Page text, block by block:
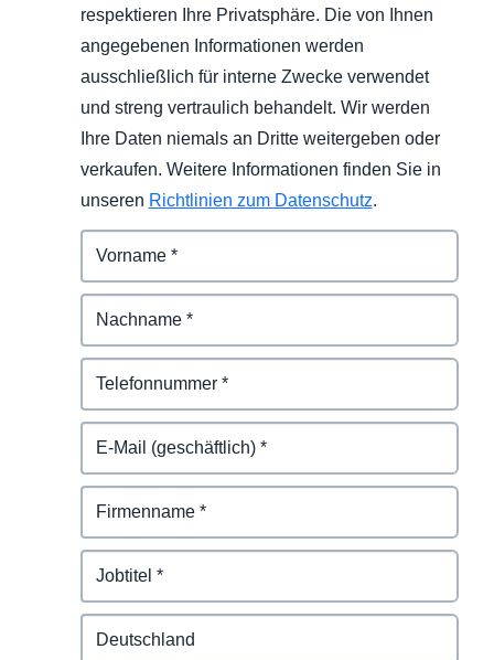
respektieren Ihre Privatsphäre. Die von Ihnen
angegebenen Informationen werden
ausschließlich für interne Zwecke verwendet
und streng vertraulich behandelt. Wir werden
Ihre Daten niemals an Dritte weitergeben oder
verkaufen. Weitere Informationen finden Sie in
unseren Richtlinien zum Datenschutz.